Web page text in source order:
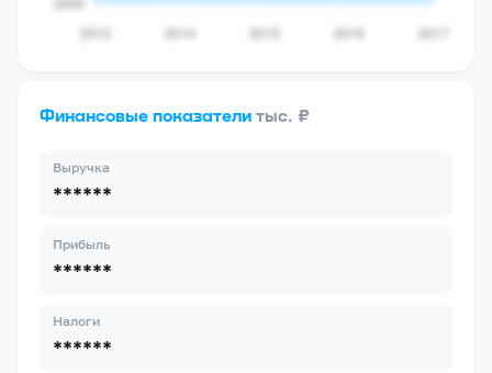
Финансовые показатели тыс. ₽
Выручка
******
Прибыль
******
Налоги
******